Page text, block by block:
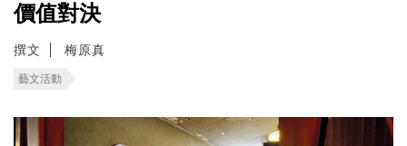
價值對決
撰文 梅原真
藝文活動